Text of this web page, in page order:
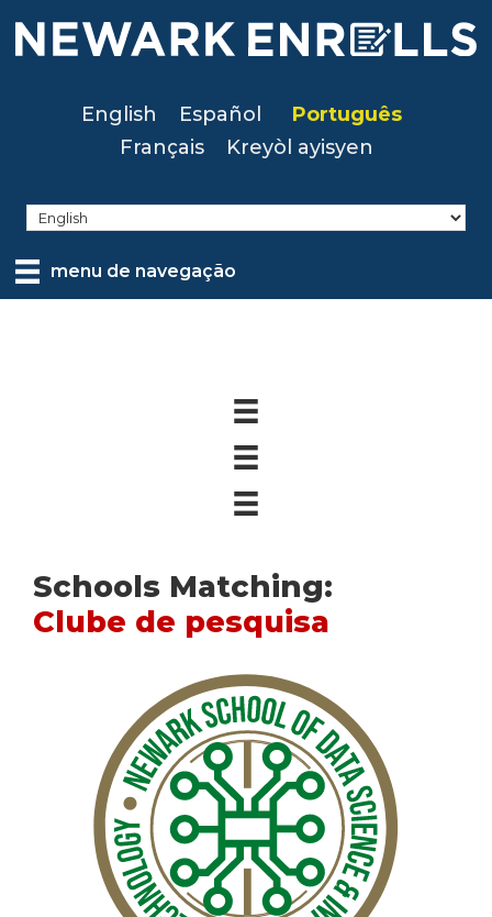
Skip
English Español
Português
Français
Kreyòl ayisyen
menu de navegação
Schools Matching:
Clube de pesquisa